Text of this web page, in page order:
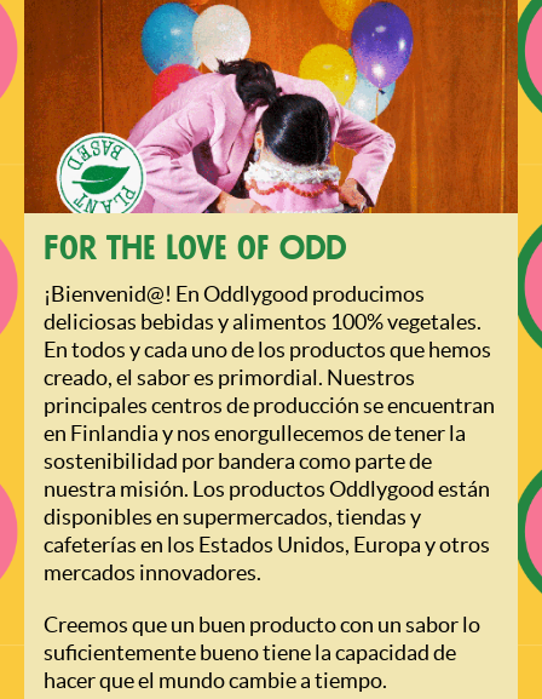
For the love of Odd
¡Bienvenid@! En Oddlygood producimos
deliciosas bebidas y alimentos 100% vegetales.
En todos y cada uno de los productos que hemos
creado, el sabor es primordial. Nuestros
principales centros de producción se encuentran
en Finlandia y nos enorgullecemos de tener la
sostenibilidad por bandera como parte de
nuestra misión. Los productos Oddlygood están
disponibles en supermercados, tiendas y
cafeterías en los Estados Unidos, Europa y otros
mercados innovadores.
Creemos que un buen producto con un sabor lo
suficientemente bueno tiene la capacidad de
hacer que el mundo cambie a tiempo.